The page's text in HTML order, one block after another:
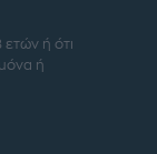
ή ότι
ή